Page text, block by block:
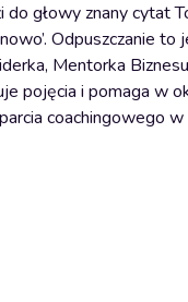
głowy znany cytat
Odpuszczanie
Mentorka
pojęcia i pomaga w
coachingowego w